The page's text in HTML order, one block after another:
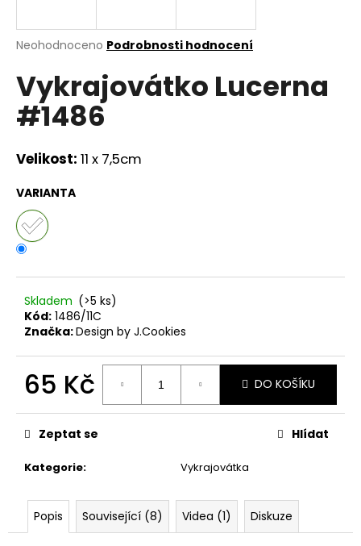
Průměrné
produktu
je
0,0
z
hvězdiček.
Neohodnoceno Podrobnosti hodnocení
Vykrajovátko Lucerna
#1486
Velikost: 11 x 7,5cm
VARIANTA
Skladem (>5 ks)
Kód: 1486/11C
Značka:Design by J.Cookies
65 Kč
cena:
DO KOŠÍKU
Kategorie: Vykrajovátka
Zeptat se Hlídat
Popis Související (8) Videa (1) Diskuze
j
t
?
D
o
p
o
č
u
e
m
VYKRAJOVÁTKA
VELIKONOČNÍ
ZVÍŘÁTKA